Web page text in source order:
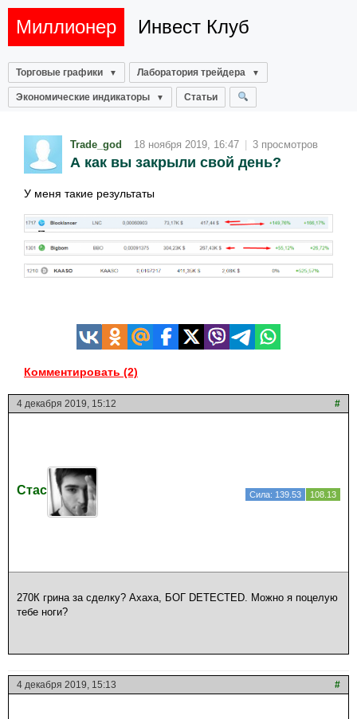
Миллионер Инвест Клуб
Торговые графики Лаборатория трейдера
Экономические индикаторы Статьи
Trade_god 18 ноября 2019, 16:47 | 3 просмотров
А как вы закрыли свой день?
У меня такие результаты
Комментировать (2)
4 декабря 2019, 15:12 #
Стас Сила: 139.53 108.13
270К грина за сделку? Ахаха, БОГ DETECTED. Можно я поцелую
тебе ноги?
4 декабря 2019, 15:13 #